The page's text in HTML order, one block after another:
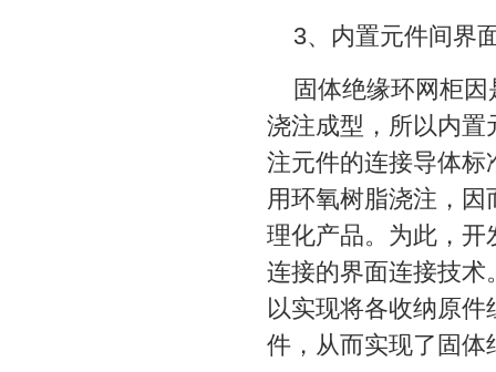
3、内置元件间界
固体绝缘环网柜
浇注成型，所以内置
注元件的连接导体标
用环氧树脂浇注，
理化产品。为此，开
连接的界面连接技术
以实现将各收纳原
件，从而实现了固体